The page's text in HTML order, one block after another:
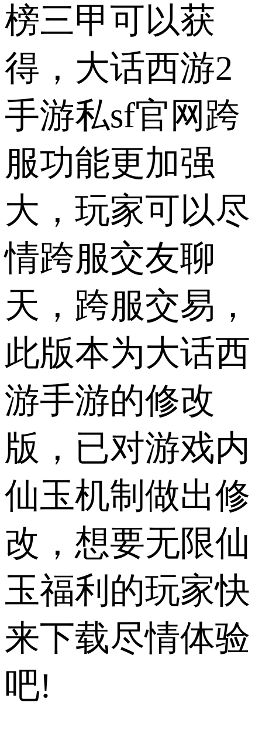
榜三甲可以获
得，大话西游2
手游私sf官网跨
服功能更加强
大，玩家可以尽
情跨服交友聊
天，跨服交易，
此版本为大话西
游手游的修改
版，已对游戏内
仙玉机制做出修
改，想要无限仙
玉福利的玩家快
来下载尽情体验
吧!